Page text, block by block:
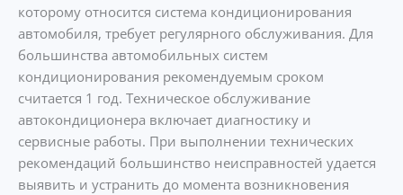
которому относится система кондиционирования
автомобиля, требует регулярного обслуживания. Для
большинства автомобильных систем
кондиционирования рекомендуемым сроком
считается 1 год. Техническое обслуживание
автокондиционера включает диагностику и
сервисные работы. При выполнении технических
рекомендаций большинство неисправностей удается
выявить и устранить до момента возникновения